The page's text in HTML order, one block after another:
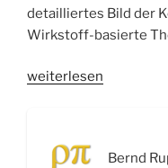
detailliertes Bild der
Wirkstoff-basierte
„WSR058
weiterlesen
Bernd